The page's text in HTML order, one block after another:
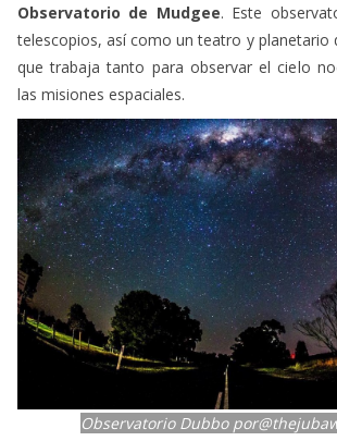
Observatorio de Mudgee. Este
telescopios, así como un teatro y planetario
que trabaja tanto para observar el cielo
las misiones espaciales.
Observatorio Dubbo